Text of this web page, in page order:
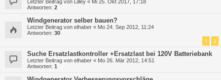
Letzter Beitrag von Lilley « Mi 25. Okt 2017, 17:18
Antworten: 2
Windgenerator selber bauen?
Letzter Beitrag von elhaber « Mo 24. Sep 2012, 11:24
Antworten: 30
1 2
Suche Ersatzlastkontroller +Ersatzlast bei 120V Batteriebank
Letzter Beitrag von elhaber « Mo 26. Mär 2012, 14:51
Antworten: 1